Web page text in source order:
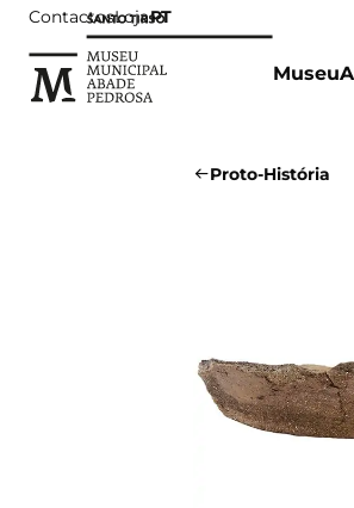
ContactosLojaPT
Museu
Proto-História